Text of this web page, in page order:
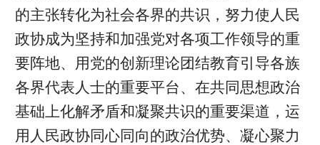
的主张转化为社会各界的共识，努力使人民
政协成为坚持和加强党对各项工作领导的重
要阵地、用党的创新理论团结教育引导各族
各界代表人士的重要平台、在共同思想政治
基础上化解矛盾和凝聚共识的重要渠道，运
用人民政协同心同向的政治优势、凝心聚力